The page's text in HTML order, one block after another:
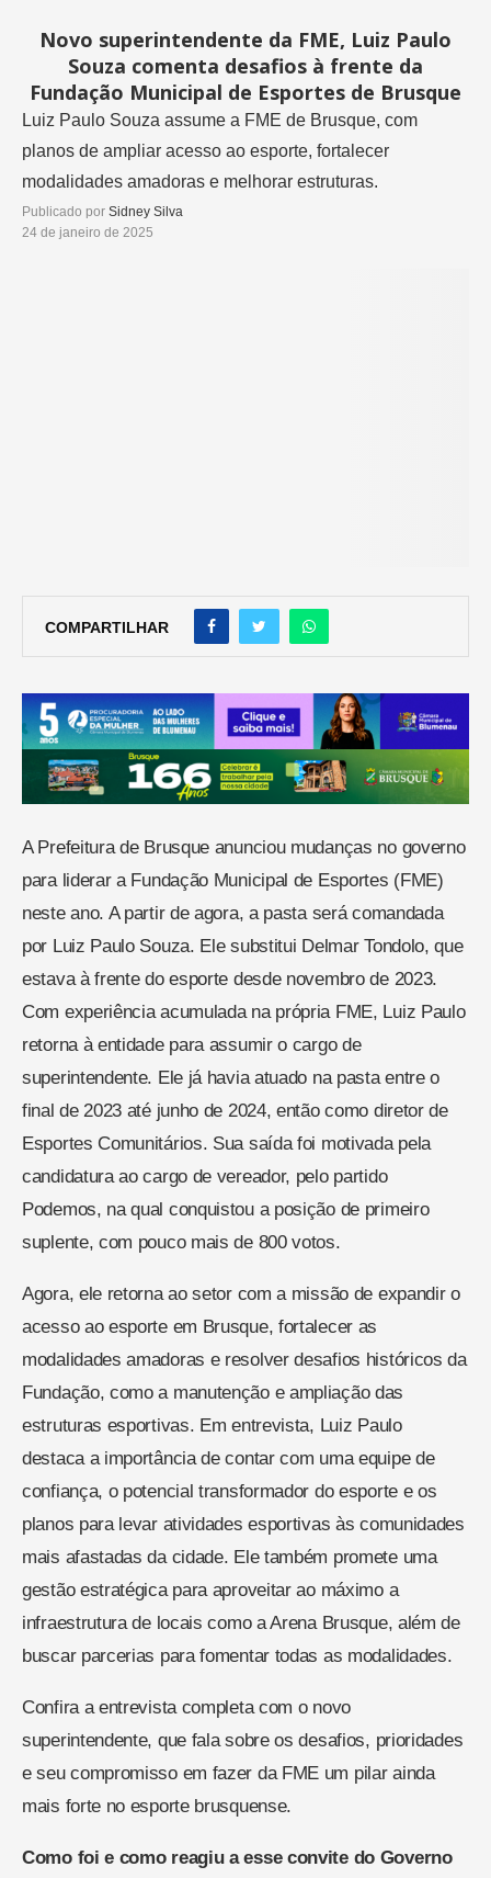
Novo superintendente da FME, Luiz Paulo
Souza comenta desafios à frente da
Fundação Municipal de Esportes de Brusque
Luiz Paulo Souza assume a FME de Brusque, com
planos de ampliar acesso ao esporte, fortalecer
modalidades amadoras e melhorar estruturas.
Publicado por Sidney Silva
24 de janeiro de 2025
COMPARTILHAR
A Prefeitura de Brusque anunciou mudanças no governo
para liderar a Fundação Municipal de Esportes (FME)
neste ano. A partir de agora, a pasta será comandada
por Luiz Paulo Souza. Ele substitui Delmar Tondolo, que
estava à frente do esporte desde novembro de 2023.
Com experiência acumulada na própria FME, Luiz Paulo
retorna à entidade para assumir o cargo de
superintendente. Ele já havia atuado na pasta entre o
final de 2023 até junho de 2024, então como diretor de
Esportes Comunitários. Sua saída foi motivada pela
candidatura ao cargo de vereador, pelo partido
Podemos, na qual conquistou a posição de primeiro
suplente, com pouco mais de 800 votos.
Agora, ele retorna ao setor com a missão de expandir o
acesso ao esporte em Brusque, fortalecer as
modalidades amadoras e resolver desafios históricos da
Fundação, como a manutenção e ampliação das
estruturas esportivas. Em entrevista, Luiz Paulo
destaca a importância de contar com uma equipe de
confiança, o potencial transformador do esporte e os
planos para levar atividades esportivas às comunidades
mais afastadas da cidade. Ele também promete uma
gestão estratégica para aproveitar ao máximo a
infraestrutura de locais como a Arena Brusque, além de
buscar parcerias para fomentar todas as modalidades.
Confira a entrevista completa com o novo
superintendente, que fala sobre os desafios, prioridades
e seu compromisso em fazer da FME um pilar ainda
mais forte no esporte brusquense.
Como foi e como reagiu a esse convite do Governo